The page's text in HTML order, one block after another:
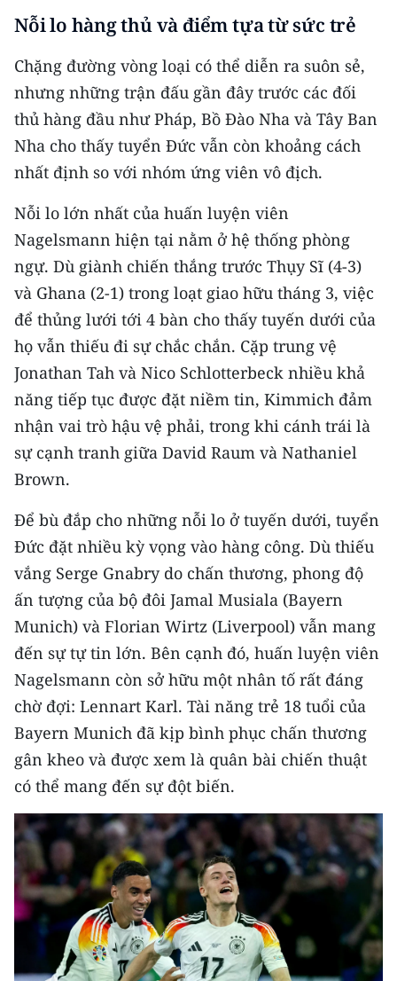
Nỗi lo hàng thủ và điểm tựa từ sức trẻ
Chặng đường vòng loại có thể diễn ra suôn sẻ,
nhưng những trận đấu gần đây trước các đối
thủ hàng đầu như Pháp, Bồ Đào Nha và Tây Ban
Nha cho thấy tuyển Đức vẫn còn khoảng cách
nhất định so với nhóm ứng viên vô địch.
Nỗi lo lớn nhất của huấn luyện viên
Nagelsmann hiện tại nằm ở hệ thống phòng
ngự. Dù giành chiến thắng trước Thụy Sĩ (4-3)
và Ghana (2-1) trong loạt giao hữu tháng 3, việc
để thủng lưới tới 4 bàn cho thấy tuyến dưới của
họ vẫn thiếu đi sự chắc chắn. Cặp trung vệ
Jonathan Tah và Nico Schlotterbeck nhiều khả
năng tiếp tục được đặt niềm tin, Kimmich đảm
nhận vai trò hậu vệ phải, trong khi cánh trái là
sự cạnh tranh giữa David Raum và Nathaniel
Brown.
Để bù đắp cho những nỗi lo ở tuyến dưới, tuyển
Đức đặt nhiều kỳ vọng vào hàng công. Dù thiếu
vắng Serge Gnabry do chấn thương, phong độ
ấn tượng của bộ đôi Jamal Musiala (Bayern
Munich) và Florian Wirtz (Liverpool) vẫn mang
đến sự tự tin lớn. Bên cạnh đó, huấn luyện viên
Nagelsmann còn sở hữu một nhân tố rất đáng
chờ đợi: Lennart Karl. Tài năng trẻ 18 tuổi của
Bayern Munich đã kịp bình phục chấn thương
gân kheo và được xem là quân bài chiến thuật
có thể mang đến sự đột biến.